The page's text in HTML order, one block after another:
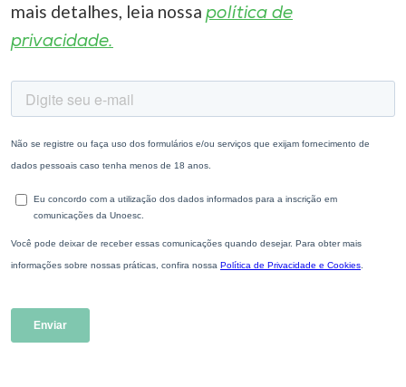
mais detalhes, leia nossa política de
privacidade.